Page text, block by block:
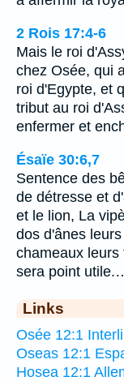
2 Rois 17:4-6
Mais le roi
chez Osée, qui
roi d'Egypte, et
tribut au roi
enfermer et
Ésaïe 30:6,7
Sentence des
de détresse et
et le lion, La
dos d'ânes
chameaux leurs
sera point
Links
Osée 12:1
Oseas 12:1
Hosea 12:1